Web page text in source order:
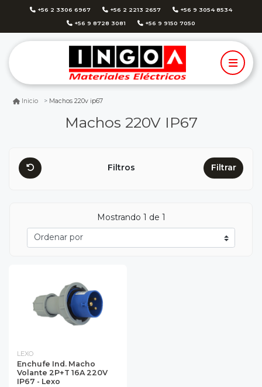
+56 2 3306 6967 +56 2 2213 2657 +56 9 3054 8534
+56 9 8728 3081 +56 9 9150 7050
Inicio Machos 220v ip67
Machos 220V IP67
Filtros Filtrar
Mostrando 1 de 1
LEXO
Enchufe Ind. Macho
Volante 2P+T 16A 220V
IP67 - Lexo